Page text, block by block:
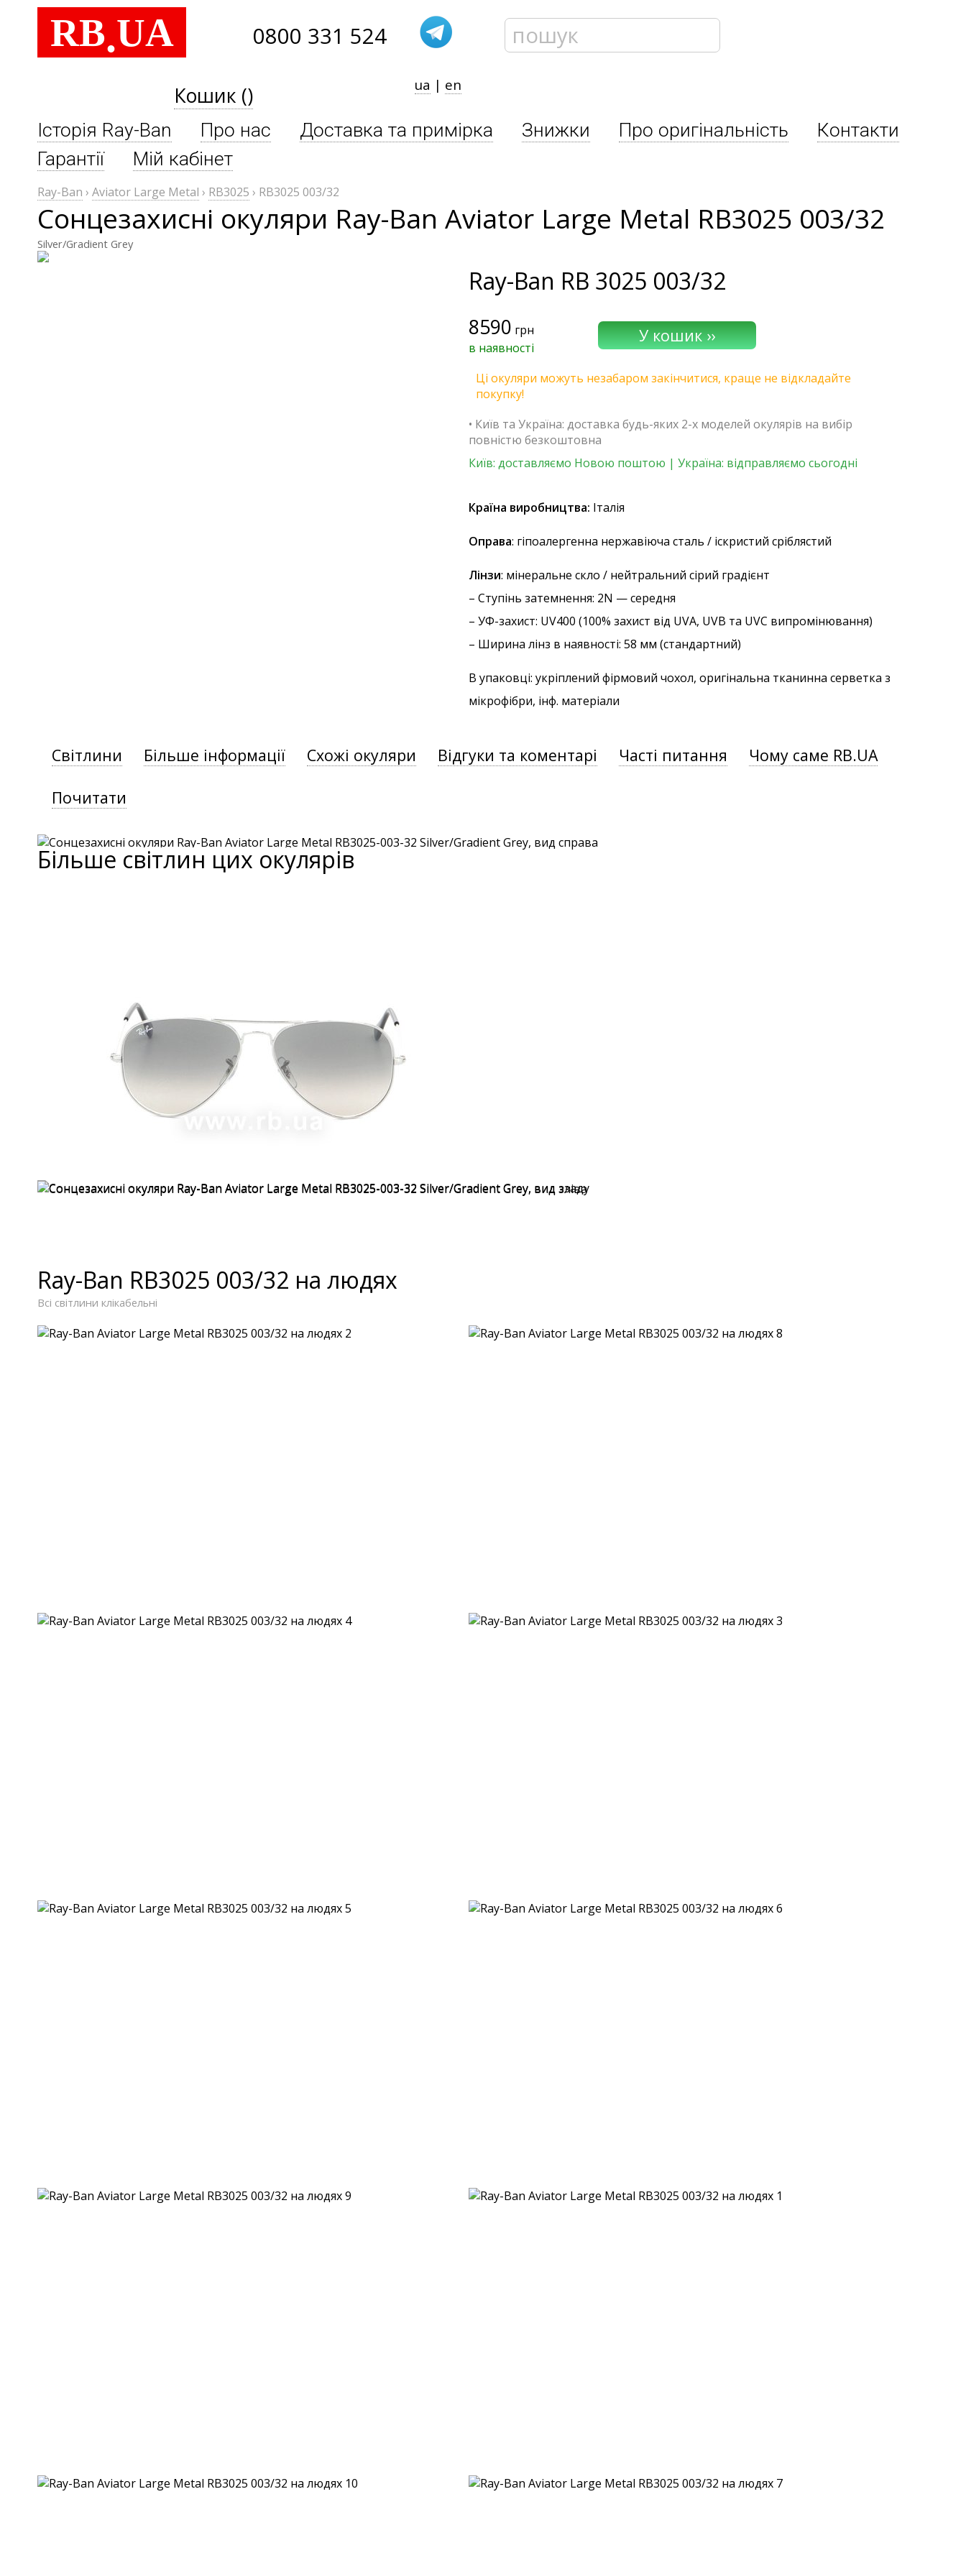
RB.UA 0800 331 524
Кошик () ua | en
Історія Ray-Ban Про нас Доставка та примірка Знижки Про оригінальність
Контакти
Гарантії
Мій кабінет
Ray-Ban › Aviator Large Metal › RB3025 › RB3025 003/32
Сонцезахисні окуляри Ray-Ban Aviator Large Metal RB3025 003/32
Silver/Gradient Grey
Ray-Ban RB 3025 003/32
8590 грн
в наявності
Ці окуляри можуть незабаром закінчитися, краще не відкладайте
покупку!
• Київ та Україна: доставка будь-яких 2-х моделей окулярів на вибір
повністю безкоштовна
Київ: доставляємо Новою поштою | Україна: відправляємо сьогодні
Країна виробництва: Італія
Оправа: гіпоалергенна нержавіюча сталь / іскристий сріблястий
Лінзи: мінеральне скло / нейтральний сірий градієнт
– Ступінь затемнення: 2N — середня
– УФ-захист: UV400 (100% захист від UVA, UVB та UVC випромінювання)
– Ширина лінз в наявності: 58 мм (стандартний)
В упаковці: укріплений фірмовий чохол, оригінальна тканинна серветка з
мікрофібри, інф. матеріали
Світлини Більше інформації Схожі окуляри Відгуки та коментарі Часті питання Чому саме RB.UA
Почитати
Більше світлин цих окулярів
Ray-Ban RB3025 003/32 на людях
Всі світлини клікабельні